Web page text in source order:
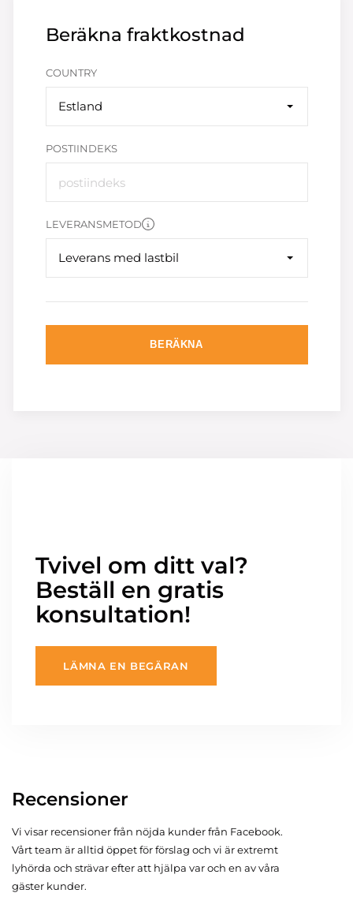
Beräkna fraktkostnad
COUNTRY
Estland
POSTIINDEKS
LEVERANSMETOD
Leverans med lastbil
BERÄKNA
Tvivel om ditt val?
Beställ en gratis
konsultation!
LÄMNA EN BEGÄRAN
Recensioner
Vi visar recensioner från nöjda kunder från Facebook.
Vårt team är alltid öppet för förslag och vi är extremt
lyhörda och strävar efter att hjälpa var och en av våra
gäster kunder.